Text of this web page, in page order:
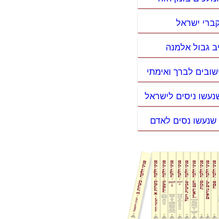
ישראל
גבול אלמנה
לברך ואימתי
ניסים לישראל
נסים לאדם